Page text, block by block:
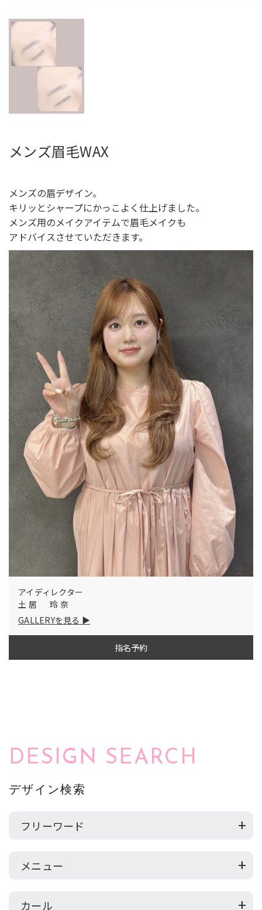
メンズ眉毛WAX
メンズの眉デザイン。
キリッとシャープにかっこよく仕上げました。
メンズ用のメイクアイテムで眉毛メイクも
アドバイスさせていただきます。
アイディレクター
土居 玲奈
GALLERYを見る
指名予約
DESIGN SEARCH
デザイン検索
フリーワード
メニュー
カール